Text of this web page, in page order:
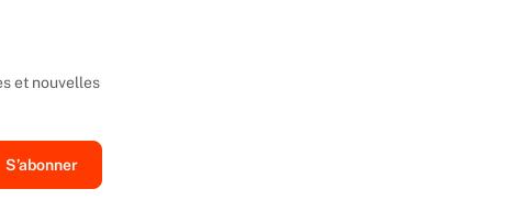
et nouvelles